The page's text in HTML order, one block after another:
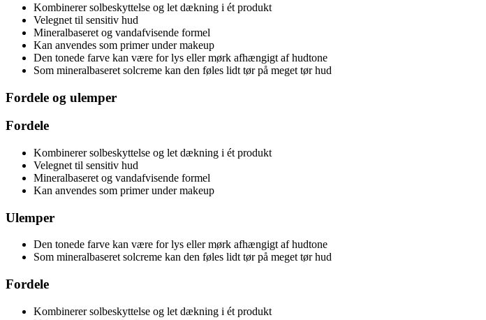
Kombinerer solbeskyttelse og let dækning i ét produkt
Velegnet til sensitiv hud
Mineralbaseret og vandafvisende formel
Kan anvendes som primer under makeup
Den tonede farve kan være for lys eller mørk afhængigt af hudtone
Som mineralbaseret solcreme kan den føles lidt tør på meget tør hud
Fordele og ulemper
Fordele
Kombinerer solbeskyttelse og let dækning i ét produkt
Velegnet til sensitiv hud
Mineralbaseret og vandafvisende formel
Kan anvendes som primer under makeup
Ulemper
Den tonede farve kan være for lys eller mørk afhængigt af hudtone
Som mineralbaseret solcreme kan den føles lidt tør på meget tør hud
Fordele
Kombinerer solbeskyttelse og let dækning i ét produkt